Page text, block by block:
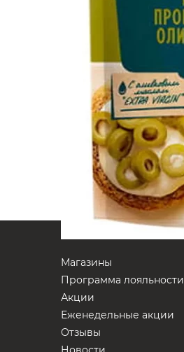
Магазины
Программа лояльности
Акции
Еженедельные акции
Отзывы